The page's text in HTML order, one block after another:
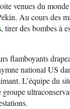
venues du
Au cours des
, tirer des bombes à
flamboyants
national US
L’équipe du
groupe